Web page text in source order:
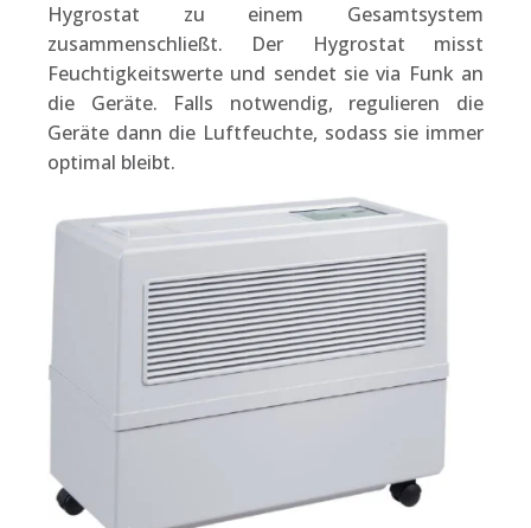
Hygrostat zu einem Gesamtsystem
zusammenschließt. Der Hygrostat misst
Feuchtigkeitswerte und sendet sie via Funk an
die Geräte. Falls notwendig, regulieren die
Geräte dann die Luftfeuchte, sodass sie immer
optimal bleibt.